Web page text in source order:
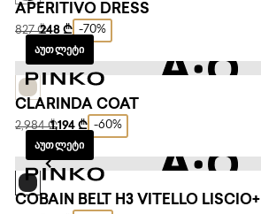
APERITIVO DRESS
827 ₾248 ₾ -70%
ᲐᲣᲗᲚᲔᲢᲘ
CLARINDA COAT
2,984 ₾1,194 ₾ -60%
ᲐᲣᲗᲚᲔᲢᲘ
COBAIN BELT H3 VITELLO LISCIO+